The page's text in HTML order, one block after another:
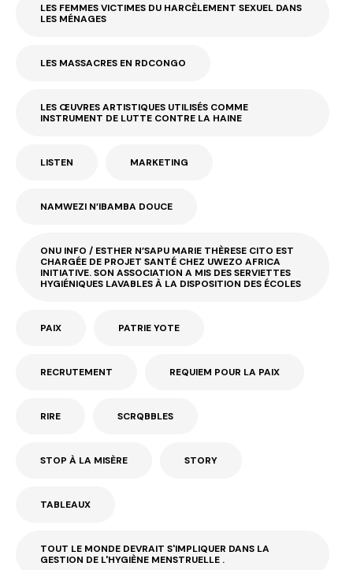
LES FEMMES VICTIMES DU HARCÈLEMENT SEXUEL DANS
LES MÉNAGES
LES MASSACRES EN RDCONGO
LES ŒUVRES ARTISTIQUES UTILISÉS COMME
INSTRUMENT DE LUTTE CONTRE LA HAINE
LISTEN MARKETING
NAMWEZI N’IBAMBA DOUCE
ONU INFO / ESTHER N’SAPU MARIE THÈRESE CITO EST
CHARGÉE DE PROJET SANTÉ CHEZ UWEZO AFRICA
INITIATIVE. SON ASSOCIATION A MIS DES SERVIETTES
HYGIÉNIQUES LAVABLES À LA DISPOSITION DES ÉCOLES
PAIX PATRIE YOTE
RECRUTEMENT REQUIEM POUR LA PAIX
RIRE SCRQBBLES
STOP À LA MISÈRE STORY
TABLEAUX
TOUT LE MONDE DEVRAIT S'IMPLIQUER DANS LA
GESTION DE L'HYGIÈNE MENSTRUELLE .